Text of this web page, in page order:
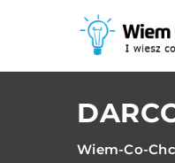
Wiem-Co-